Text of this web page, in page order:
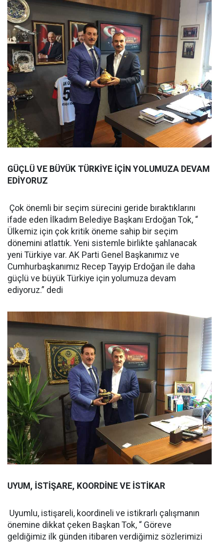
GÜÇLÜ VE BÜYÜK TÜRKİYE İÇİN YOLUMUZA DEVAM
EDİYORUZ
Çok önemli bir seçim sürecini geride bıraktıklarını
ifade eden İlkadım Belediye Başkanı Erdoğan Tok, “
Ülkemiz için çok kritik öneme sahip bir seçim
dönemini atlattık. Yeni sistemle birlikte şahlanacak
yeni Türkiye var. AK Parti Genel Başkanımız ve
Cumhurbaşkanımız Recep Tayyip Erdoğan ile daha
güçlü ve büyük Türkiye için yolumuza devam
ediyoruz.” dedi
UYUM, İSTİŞARE, KOORDİNE VE İSTİKAR
Uyumlu, istişareli, koordineli ve istikrarlı çalışmanın
önemine dikkat çeken Başkan Tok, “ Göreve
geldiğimiz ilk günden itibaren verdiğimiz sözlerimizi